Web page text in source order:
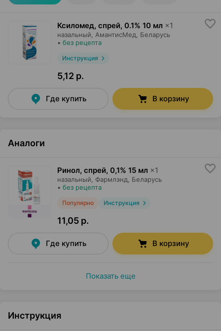
Ксиломед, спрей, 0.1% 10 мл ×1
назальный, АмантисМед , Беларусь
• без рецепта
Инструкция
5,12 р.
Где купить В корзину
Аналоги
Ринол, спрей, 0,1% 15 мл ×1
назальный, Фармлэнд , Беларусь
• без рецепта
Популярно Инструкция
11,05 р.
Где купить В корзину
Показать еще
Инструкция